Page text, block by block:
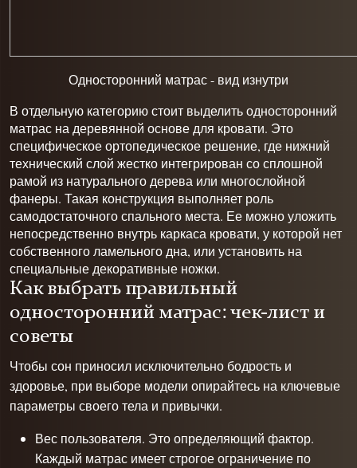
Односторонний матрас - вид изнутри
В отдельную категорию стоит выделить односторонний
матрас на деревянной основе для кровати. Это
специфическое ортопедическое решение, где нижний
технический слой жестко интегрирован со сплошной
рамой из натурального дерева или многослойной
фанеры. Такая конструкция выполняет роль
самодостаточного спального места. Ее можно уложить
непосредственно внутрь каркаса кровати, у которой нет
собственного ламельного дна, или установить на
специальные декоративные ножки.
Как выбрать правильный
односторонний матрас: чек-лист и
советы
Чтобы сон приносил исключительно бодрость и
здоровье, при выборе модели опирайтесь на ключевые
параметры своего тела и привычки.
Вес пользователя. Это определяющий фактор.
Каждый матрас имеет строгое ограничение по